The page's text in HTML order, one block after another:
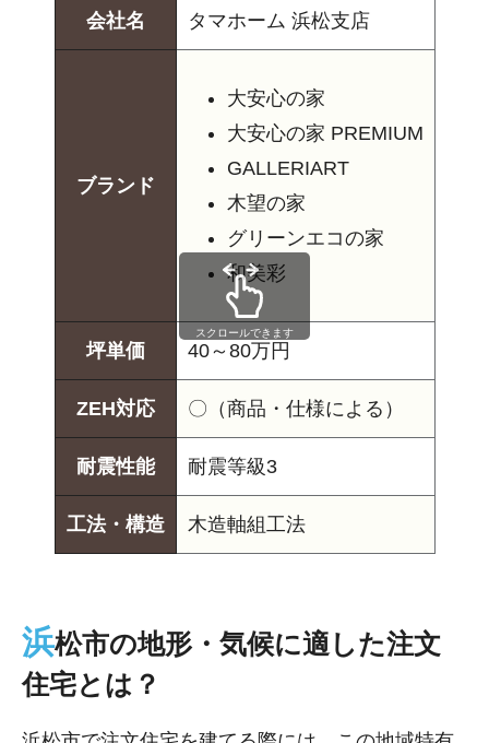
会社名 タマホーム 浜松支店
ブランド
大安心の家
大安心の家 PREMIUM
GALLERIART
木望の家
グリーンエコの家
和美彩
坪単価 40～80万円
ZEH対応 〇（商品・仕様による）
耐震性能 耐震等級3
工法・構造 木造軸組工法
スクロールできます
浜松市の地形・気候に適した注文
住宅とは？